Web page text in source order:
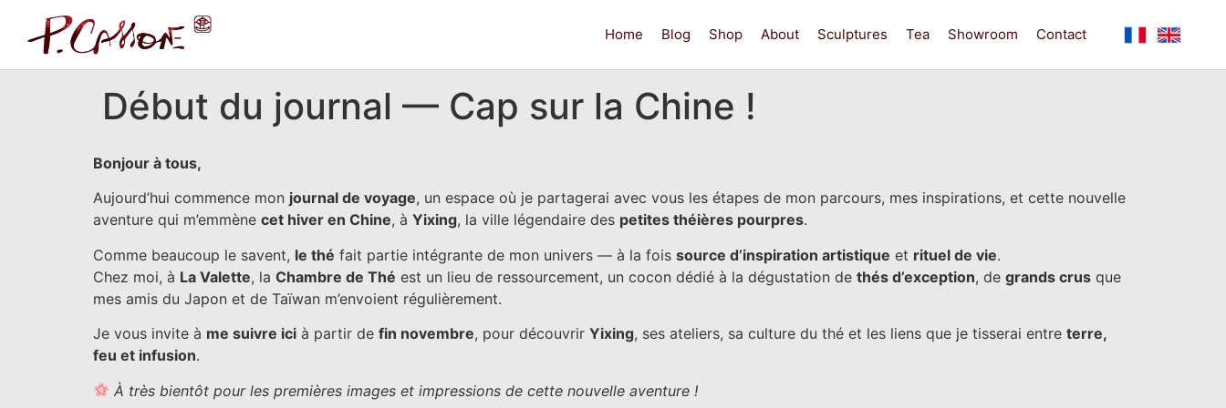
Home Blog Shop About Sculptures Tea Showroom Contact
Début du journal — Cap sur la Chine !
Bonjour à tous,
Aujourd’hui commence mon journal de voyage, un espace où je partagerai avec vous les étapes de mon parcours, mes inspirations, et cette nouvelle
aventure qui m’emmène cet hiver en Chine, à Yixing, la ville légendaire des petites théières pourpres.
Comme beaucoup le savent, le thé fait partie intégrante de mon univers — à la fois source d’inspiration artistique et rituel de vie.
Chez moi, à La Valette, la Chambre de Thé est un lieu de ressourcement, un cocon dédié à la dégustation de thés d’exception, de grands crus que
mes amis du Japon et de Taïwan m’envoient régulièrement.
Je vous invite à me suivre ici à partir de fin novembre, pour découvrir Yixing, ses ateliers, sa culture du thé et les liens que je tisserai entre terre,
feu et infusion.
À très bientôt pour les premières images et impressions de cette nouvelle aventure !